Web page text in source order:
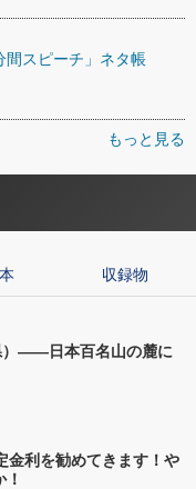
間スピーチ」ネタ帳
もっと見る
本 収録物
――日本百名山の麓に
金利を勧めてきます！や